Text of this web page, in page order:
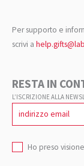
Per supporto e
scrivi a
RESTA IN
L’ISCRIZIONE ALLA
Ho preso